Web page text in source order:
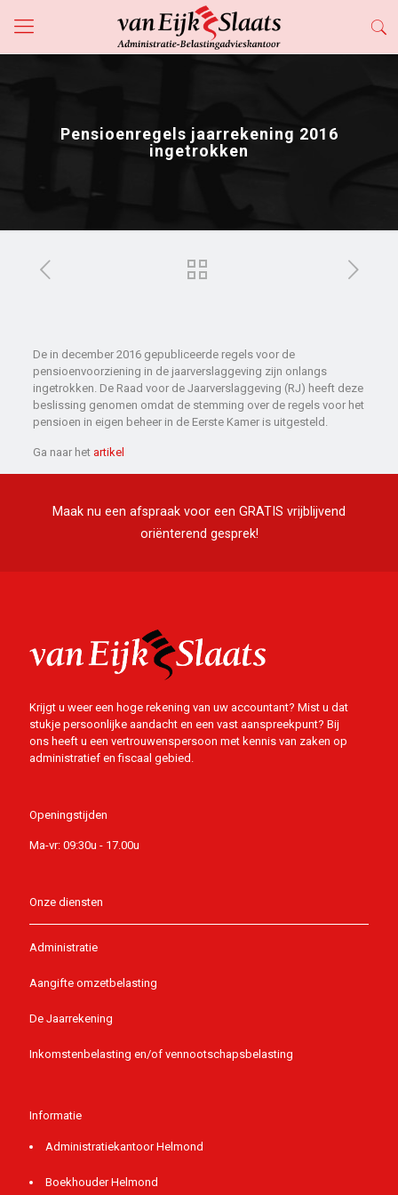
Pensioenregels jaarrekening 2016
ingetrokken
De in december 2016 gepubliceerde regels voor de
pensioenvoorziening in de jaarverslaggeving zijn onlangs
ingetrokken. De Raad voor de Jaarverslaggeving (RJ) heeft deze
beslissing genomen omdat de stemming over de regels voor het
pensioen in eigen beheer in de Eerste Kamer is uitgesteld.
Ga naar het artikel
Maak nu een afspraak voor een GRATIS vrijblijvend
oriënterend gesprek!
Krijgt u weer een hoge rekening van uw accountant? Mist u dat
stukje persoonlijke aandacht en een vast aanspreekpunt? Bij
ons heeft u een vertrouwenspersoon met kennis van zaken op
administratief en fiscaal gebied.
Openingstijden
Ma-vr: 09:30u - 17.00u
Onze diensten
Administratie
Aangifte omzetbelasting
De Jaarrekening
Inkomstenbelasting en/of vennootschapsbelasting
Informatie
Administratiekantoor Helmond
Boekhouder Helmond